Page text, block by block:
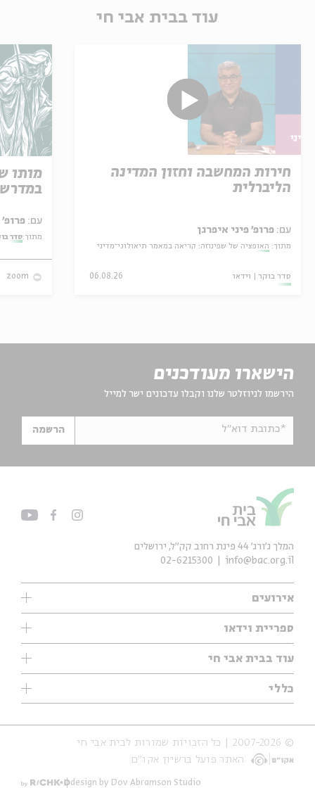
עוד בבית אבי חי
חירות המחשבה וחזון המדינה
הליברלית
עם: פרופ' פיני איפרגן
מתוך: האופציה של שפינוזה: קריאה במאמר תיאולוגי־מדיני
סדר בוקר וידאו 06.08.26
מותו
עם: פרופ' אביגדור שנאן
מתוך:סדר
zoom
הישארו מעודכנים
הירשמו לניוזלטר שלנו וקבלו עדכונים ישר למייל
*כתובת דוא"ל הרשמה
אירועים
עיון
אנגלית
נוער
סדרות
אירועי עבר
אירועים בירושלים
ספריית וידאו
ילדים
מוזיקה
עיון
מיוחדים
עוד בבית אבי חי
תערוכות
מיוחדים
כללי
אודות
הצהרת נגישות
תנאי שימוש והצהרת פרטיות
המלך ג'ורג' 44 פינת רחוב קק״ל, ירושלים
info@bac.org.il
02-6215300
© 2007-2026 | כל הזכויות שמורות לבית אבי חי
האתר פועל ברשיון אקו״ם
design by Dov Abramson Studio